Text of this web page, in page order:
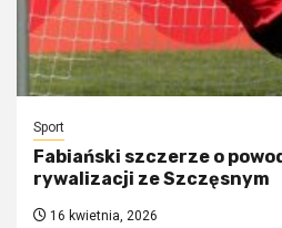
Sport
Fabiański szczerze o
rywalizacji ze Szczęsnym
16 kwietnia, 2026